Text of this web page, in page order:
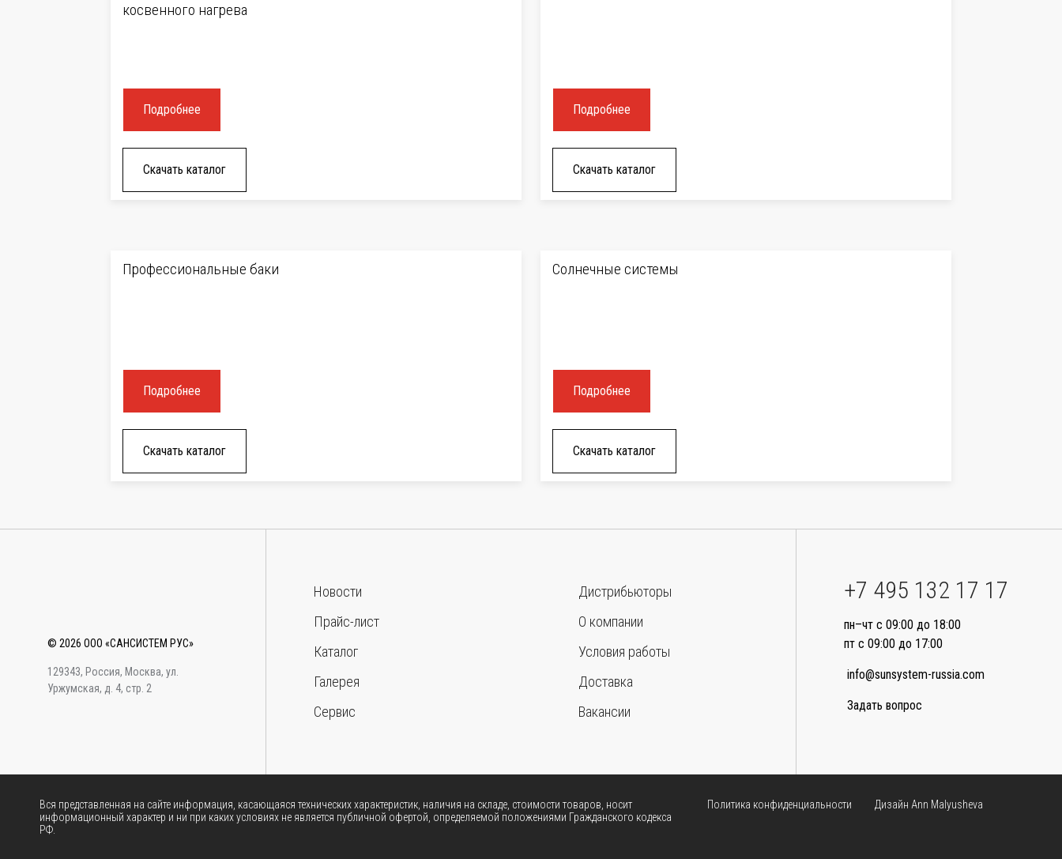
косвенного нагрева
Подробнее
Скачать каталог
Подробнее
Скачать каталог
Профессиональные баки
Подробнее
Скачать каталог
Солнечные системы
Подробнее
Скачать каталог
© 2026 ООО «САНСИСТЕМ РУС»
129343, Россия, Москва, ул.
Уржумская, д. 4, стр. 2
Новости
Прайс-лист
Каталог
Галерея
Сервис
Дистрибьюторы
О компании
Условия работы
Доставка
Вакансии
+7 495 132 17 17
пн–чт с 09:00 до 18:00
пт с 09:00 до 17:00
info@sunsystem-russia.com
Задать вопрос
Вся представленная на сайте информация, касающаяся технических характеристик, наличия на складе, стоимости товаров, носит
информационный характер и ни при каких условиях не является публичной офертой, определяемой положениями Гражданского кодекса
РФ.
Политика конфиденциальности Дизайн Ann Malyusheva